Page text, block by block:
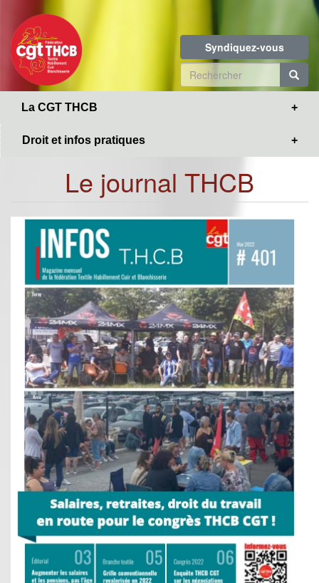
contenu
principal
Syndiquez-vous
Formulaire
de
La CGT THCB
Droit et infos pratiques
Le journal THCB